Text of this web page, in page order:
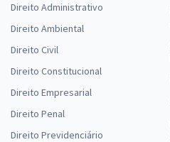
Direito Administrativo
Direito Ambiental
Direito Civil
Direito Constitucional
Direito Empresarial
Direito Penal
Direito Previdenciário